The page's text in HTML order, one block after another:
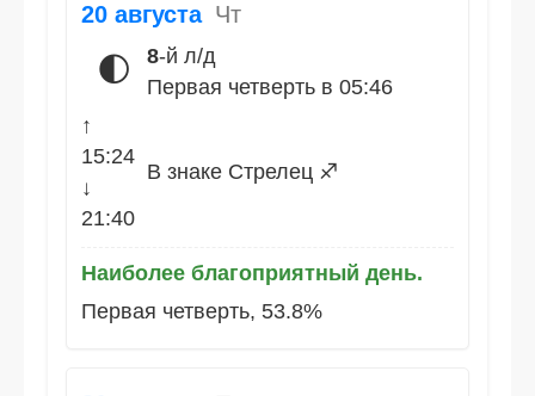
20 августа Чт
🌓 8-й л/д
Первая четверть в 05:46
↑
15:24
↓
21:40
В знаке Стрелец ♐
Наиболее благоприятный день.
Первая четверть, 53.8%